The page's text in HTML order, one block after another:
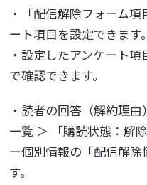
・「配信解除フォーム
ート項目を設定できます。
・設定したアンケート項
で確認できます。
・読者の回答（解約理
一覧 ＞ 「購読状態：解
ー個別情報の「配信解
す。